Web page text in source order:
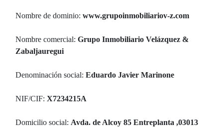
Nombre de dominio: www.grupoinmobiliariov-z.com
Nombre comercial: Grupo Inmobiliario Velázquez &
Zabaljauregui
Denominación social: Eduardo Javier Marinone
NIF/CIF: X7234215A
Domicilio social: Avda. de Alcoy 85 Entreplanta ,03013